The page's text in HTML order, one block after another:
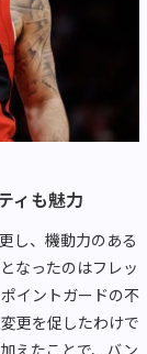
ィも魅力
し、機動力のある
なったのはフレッ
イントガードの不
更を促したわけで